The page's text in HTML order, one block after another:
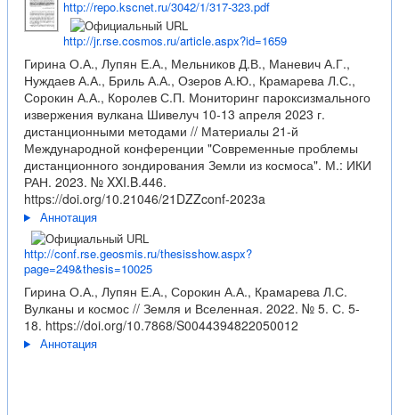
http://repo.kscnet.ru/3042/1/317-323.pdf
http://jr.rse.cosmos.ru/article.aspx?id=1659
Гирина О.А., Лупян Е.А., Мельников Д.В., Маневич А.Г.,
Нуждаев А.А., Бриль А.А., Озеров А.Ю., Крамарева Л.С.,
Сорокин А.А., Королев С.П. Мониторинг пароксизмального
извержения вулкана Шивелуч 10-13 апреля 2023 г.
дистанционными методами // Материалы 21-й
Международной конференции "Современные проблемы
дистанционного зондирования Земли из космоса". М.: ИКИ
РАН. 2023. № XXI.B.446.
https://doi.org/10.21046/21DZZconf-2023a
Аннотация
http://conf.rse.geosmis.ru/thesisshow.aspx?
page=249&thesis=10025
Гирина О.А., Лупян Е.А., Сорокин А.А., Крамарева Л.С.
Вулканы и космос // Земля и Вселенная. 2022. № 5. С. 5-
18. https://doi.org/10.7868/S0044394822050012
Аннотация